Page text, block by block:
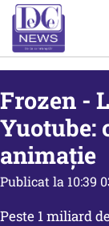
Frozen -
Yuotube:
animaţie
Publicat la 10:39
Peste 1 miliard